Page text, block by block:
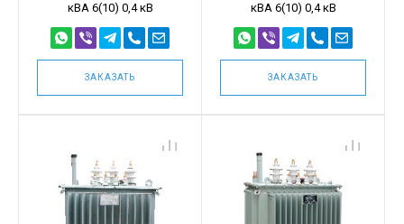
кВА 6(10) 0,4 кВ
ЗАКАЗАТЬ
кВА 6(10) 0,4 кВ
ЗАКАЗАТЬ